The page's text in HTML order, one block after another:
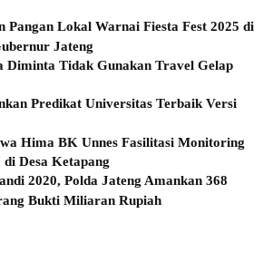
Pangan Lokal Warnai Fiesta Fest 2025 di
Jateng
Diminta Tidak Gunakan Travel Gelap
Predikat Universitas Terbaik Versi
Hima BK Unnes Fasilitasi Monitoring
Desa Ketapang
2020, Polda Jateng Amankan 368
Bukti Miliaran Rupiah